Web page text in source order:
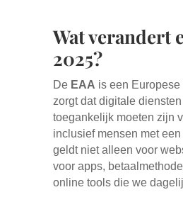
Wat verandert
2025?
De EAA is een
zorgt dat digitale
toegankelijk moeten zijn
inclusief mensen met
geldt niet alleen voor
voor apps,
online tools die we